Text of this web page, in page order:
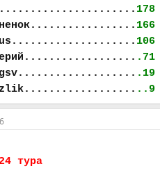
178
166
106
.71
.19
..9
тура